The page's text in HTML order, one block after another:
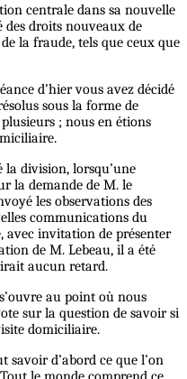
centrale dans sa nouvelle
des droits nouveaux de
la fraude, tels que ceux que
d’hier vous avez décidé
sous la forme de
; nous en étions
division, lorsqu’une
la demande de M. le
les observations des
communications du
avec invitation de présenter
de M. Lebeau, il a été
aucun retard.
au point où nous
sur la question de savoir si
domiciliaire.
savoir d’abord ce que l’on